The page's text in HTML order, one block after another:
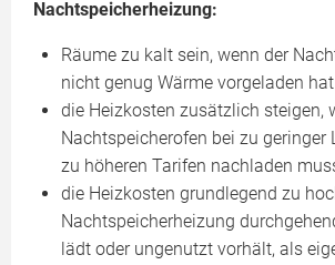
Nachtspeicherheizung:
Räume zu kalt sein, wenn der
nicht genug Wärme vorgeladen hat
die Heizkosten zusätzlich steigen,
Nachtspeicherofen bei zu geringer
zu höheren Tarifen nachladen
die Heizkosten grundlegend zu
Nachtspeicherheizung
lädt oder ungenutzt vorhält, als